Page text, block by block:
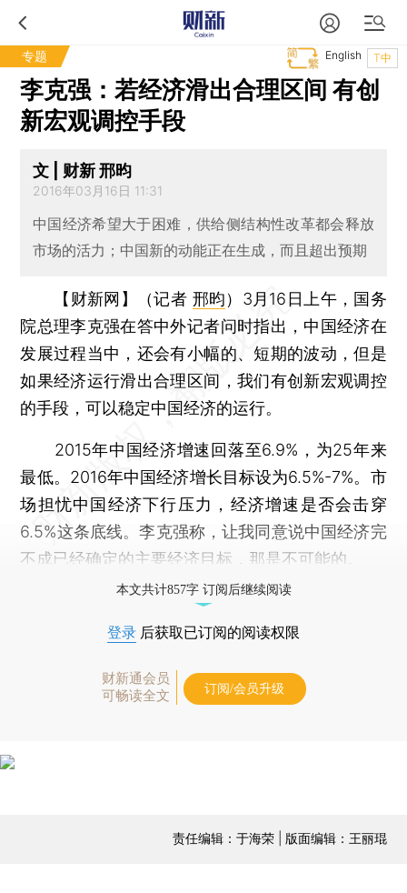
专题 T中
English
李克强：若经济滑出合理区间 有创
新宏观调控手段
文 | 财新 邢昀
2016年03月16日 11:31
中国经济希望大于困难，供给侧结构性改革都会释放
市场的活力；中国新的动能正在生成，而且超出预期
【财新网】（记者 邢昀） 3月16日上午，国务
院总理李克强在答中外记者问时指出，中国经济在
发展过程当中，还会有小幅的、短期的波动，但是
如果经济运行滑出合理区间，我们有创新宏观调控
的手段，可以稳定中国经济的运行。
2015年中国经济增速回落至6.9%，为25年来
最低。2016年中国经济增长目标设为6.5%-7%。市
场担忧中国经济下行压力，经济增速是否会击穿
6.5%这条底线。李克强称，让我同意说中国经济完
不成已经确定的主要经济目标，那是不可能的。
本文共计857字 订阅后继续阅读
登录 后获取已订阅的阅读权限
财新通会员
可畅读全文
订阅/会员升级
责任编辑：于海荣 | 版面编辑：王丽琨